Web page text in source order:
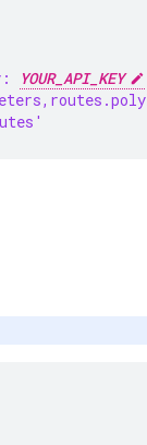
YOUR_API_KEY